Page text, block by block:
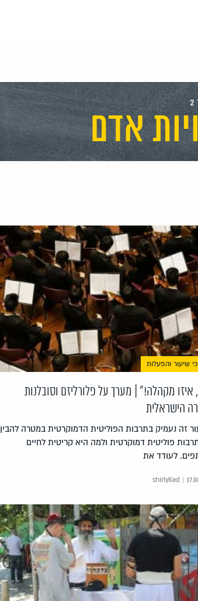
אדם
שיעור והפעלות
מקהלה!" | מערך על פלורליזם וסובלנות
הישראלית
זה נעמיק בתרבות הפוליטית הדמוקרטית במטרה להבין
פוליטית דמוקרטית ולמה היא קריטית לחיים
לעודד את
shirlyKed |